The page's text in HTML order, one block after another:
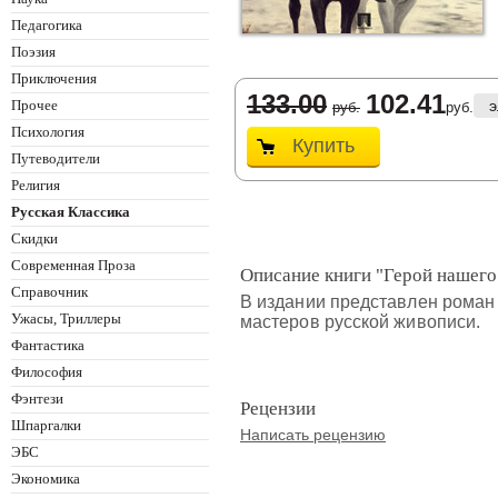
Педагогика
Поэзия
Приключения
Прочее
Психология
Путеводители
Религия
Русская Классика
Скидки
Современная Проза
Справочник
Ужасы, Триллеры
Фантастика
Философия
Фэнтези
Шпаргалки
ЭБС
Экономика
133.00 руб. 102.41руб.
Купить
Описание книги "Герой
В издании представлен
мастеров русской живописи.
Рецензии
Написать рецензию